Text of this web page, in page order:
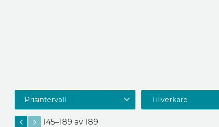
Prisintervall Tillverkare
145–189 av 189